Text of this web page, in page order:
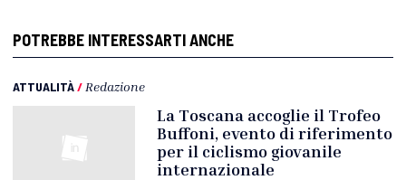
POTREBBE INTERESSARTI ANCHE
ATTUALITÀ/ Redazione
La Toscana accoglie il Trofeo
Buffoni, evento di riferimento
per il ciclismo giovanile
internazionale